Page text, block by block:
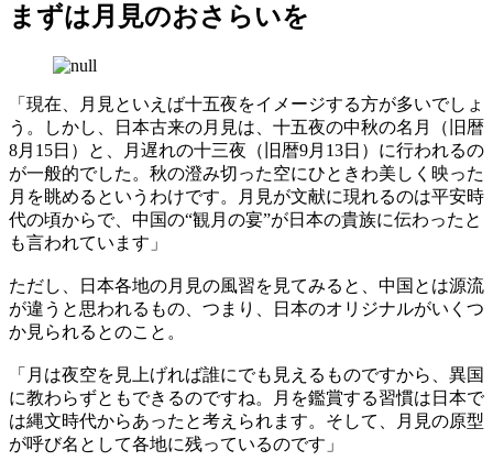
まずは月見のおさらいを
「現在、月見といえば十五夜をイメージする方が多いでしょ
う。しかし、日本古来の月見は、十五夜の中秋の名月（旧暦
8月15日）と、月遅れの十三夜（旧暦9月13日）に行われるの
が一般的でした。秋の澄み切った空にひときわ美しく映った
月を眺めるというわけです。月見が文献に現れるのは平安時
代の頃からで、中国の“観月の宴”が日本の貴族に伝わったと
も言われています」
ただし、日本各地の月見の風習を見てみると、中国とは源流
が違うと思われるもの、つまり、日本のオリジナルがいくつ
か見られるとのこと。
「月は夜空を見上げれば誰にでも見えるものですから、異国
に教わらずともできるのですね。月を鑑賞する習慣は日本で
は縄文時代からあったと考えられます。そして、月見の原型
が呼び名として各地に残っているのです」